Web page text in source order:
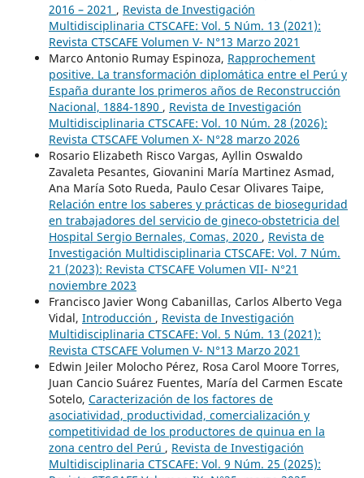
2016 – 2021 , Revista de Investigación
Multidisciplinaria CTSCAFE: Vol. 5 Núm. 13 (2021):
Revista CTSCAFE Volumen V- N°13 Marzo 2021
Marco Antonio Rumay Espinoza, Rapprochement
positive. La transformación diplomática entre el Perú y
España durante los primeros años de Reconstrucción
Nacional, 1884-1890 , Revista de Investigación
Multidisciplinaria CTSCAFE: Vol. 10 Núm. 28 (2026):
Revista CTSCAFE Volumen X- N°28 marzo 2026
Rosario Elizabeth Risco Vargas, Ayllin Oswaldo
Zavaleta Pesantes, Giovanini María Martinez Asmad,
Ana María Soto Rueda, Paulo Cesar Olivares Taipe,
Relación entre los saberes y prácticas de bioseguridad
en trabajadores del servicio de gineco-obstetricia del
Hospital Sergio Bernales, Comas, 2020 , Revista de
Investigación Multidisciplinaria CTSCAFE: Vol. 7 Núm.
21 (2023): Revista CTSCAFE Volumen VII- N°21
noviembre 2023
Francisco Javier Wong Cabanillas, Carlos Alberto Vega
Vidal, Introducción , Revista de Investigación
Multidisciplinaria CTSCAFE: Vol. 5 Núm. 13 (2021):
Revista CTSCAFE Volumen V- N°13 Marzo 2021
Edwin Jeiler Molocho Pérez, Rosa Carol Moore Torres,
Juan Cancio Suárez Fuentes, María del Carmen Escate
Sotelo, Caracterización de los factores de
asociatividad, productividad, comercialización y
competitividad de los productores de quinua en la
zona centro del Perú , Revista de Investigación
Multidisciplinaria CTSCAFE: Vol. 9 Núm. 25 (2025):